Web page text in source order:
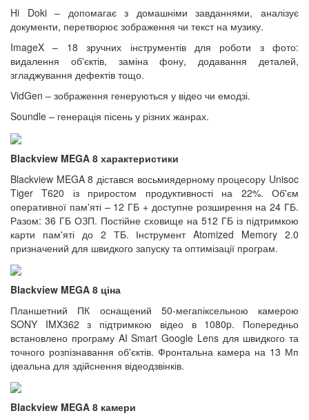
Hi Doki – допомагає з домашніми завданнями, аналізує
документи, перетворює зображення чи текст на музику.
ImageX – 18 зручних інструментів для роботи з фото:
видалення об'єктів, заміна фону, додавання деталей,
згладжування дефектів тощо.
VidGen – зображення генеруються у відео чи емодзі.
Soundle – генерація пісень у різних жанрах.
Blackview MEGA 8 характеристики
Blackview MEGA 8 дістався восьмиядерному процесору Unisoc
Tiger T620 із приростом продуктивності на 22%. Об'єм
оперативної пам'яті – 12 ГБ + доступне розширення на 24 ГБ.
Разом: 36 ГБ ОЗП. Постійне сховище на 512 ГБ із підтримкою
карти пам'яті до 2 ТБ. Інструмент Atomized Memory 2.0
призначений для швидкого запуску та оптимізації програм.
Blackview MEGA 8 ціна
Планшетний ПК оснащений 50-мегапіксельною камерою
SONY IMX362 з підтримкою відео в 1080p. Попередньо
встановлено програму AI Smart Google Lens для швидкого та
точного розпізнавання об'єктів. Фронтальна камера на 13 Мп
ідеальна для здійснення відеодзвінків.
Blackview MEGA 8 камери